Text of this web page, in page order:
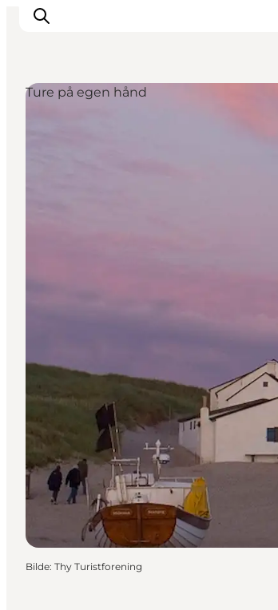
Ture på egen hånd
Bilde: Thy Turistforening